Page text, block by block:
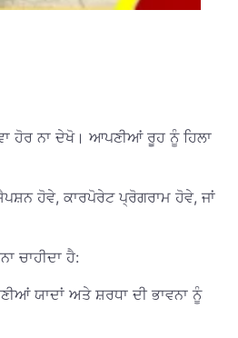
ਹੋਰ ਨਾ ਦੇਖੋ। ਆਪਣੀਆਂ ਰੂਹ ਨੂੰ ਹਿਲਾ
ਹੋਵੇ, ਕਾਰਪੋਰੇਟ ਪ੍ਰੋਗਰਾਮ ਹੋਵੇ, ਜਾਂ
ਚਾਹੀਦਾ ਹੈ:
ਯਾਦਾਂ ਅਤੇ ਸ਼ਰਧਾ ਦੀ ਭਾਵਨਾ ਨੂੰ